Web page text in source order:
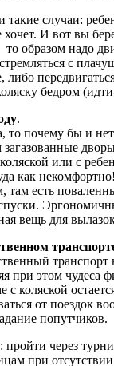
случаи:
хочет. И вот вы
образом надо
с
бедром
.
то почему бы и
или с
как
есть
вещь для
транспорт
при этом чудеса
коляской
от поездок
попутчиков.
через
при